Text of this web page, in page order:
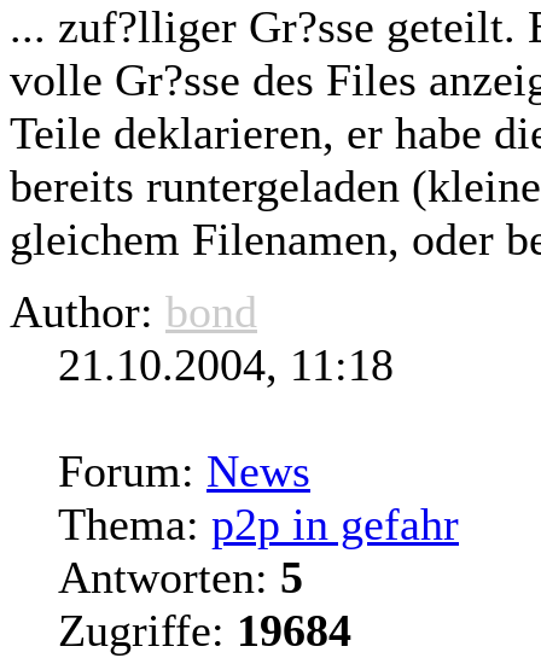
... zuf?lliger Gr?sse geteilt.
volle Gr?sse des Files
Teile deklarieren, er habe
bereits runtergeladen
gleichem Filenamen, oder
Author: bond
21.10.2004, 11:18
Forum: News
Thema: p2p in gefahr
Antworten: 5
Zugriffe: 19684